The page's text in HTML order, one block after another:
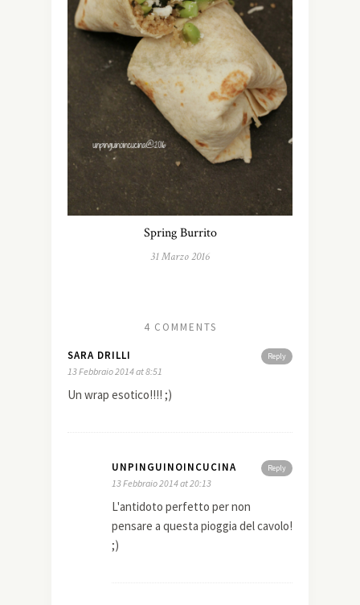
Spring Burrito
31 Marzo 2016
4 COMMENTS
Reply
SARA DRILLI
13 Febbraio 2014 at 8:51
Un wrap esotico!!!! ;)
Reply
UNPINGUINOINCUCINA
13 Febbraio 2014 at 20:13
L'antidoto perfetto per non
pensare a questa pioggia del cavolo!
;)